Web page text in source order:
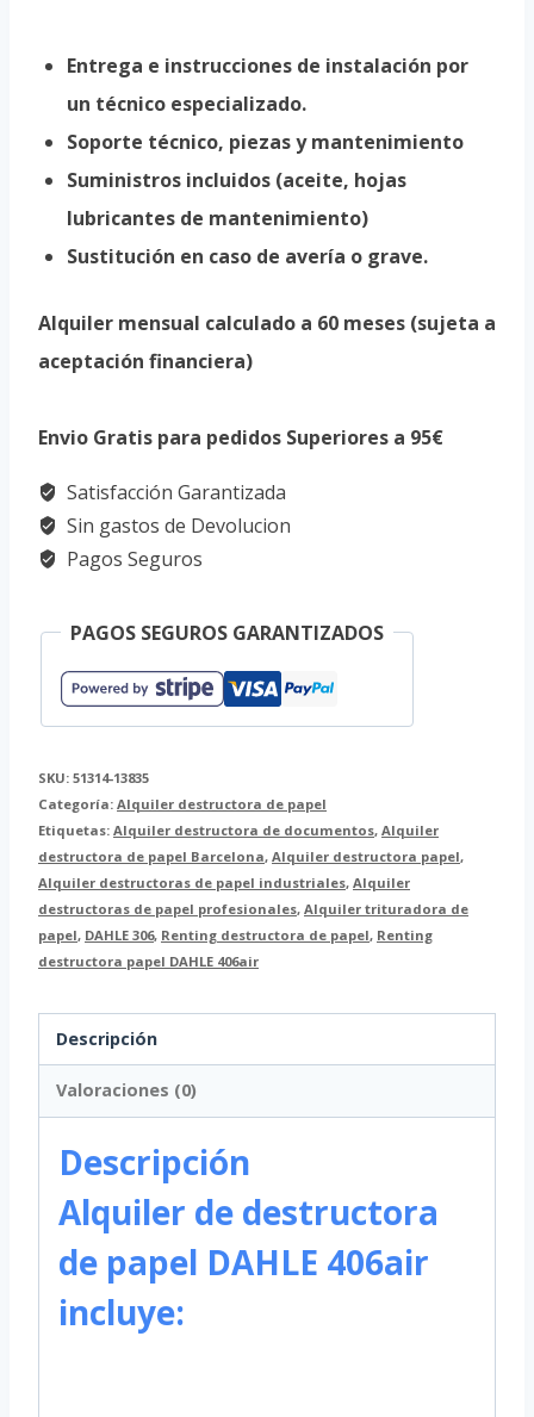
Entrega e instrucciones de instalación por
un técnico especializado.
Soporte técnico, piezas y mantenimiento
Suministros incluidos (aceite, hojas
lubricantes de mantenimiento)
Sustitución en caso de avería o grave.
Alquiler mensual calculado a 60 meses (sujeta a
aceptación financiera)
Envio Gratis para pedidos Superiores a 95€
Satisfacción Garantizada
Sin gastos de Devolucion
Pagos Seguros
PAGOS SEGUROS GARANTIZADOS
SKU: 51314-13835
Categoría: Alquiler destructora de papel
Etiquetas: Alquiler destructora de documentos, Alquiler
destructora de papel Barcelona, Alquiler destructora papel,
Alquiler destructoras de papel industriales, Alquiler
destructoras de papel profesionales, Alquiler trituradora de
papel, DAHLE 306, Renting destructora de papel, Renting
destructora papel DAHLE 406air
Descripción
Valoraciones (0)
Descripción
Alquiler de destructora
de papel DAHLE 406air
incluye: